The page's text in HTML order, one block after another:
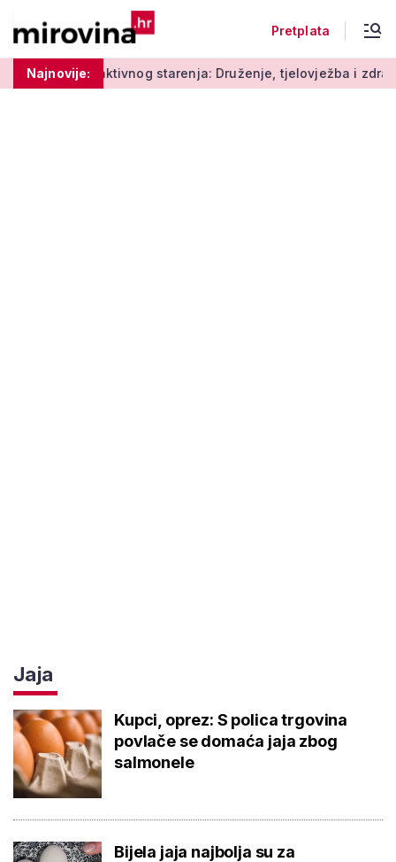
Pretplata
Najnovije:aktivnog starenja: Druženje, tjelovježba i zdrava
Jaja
Kupci, oprez: S polica trgovina
povlače se domaća jaja zbog
salmonele
Bijela jaja najbolja su za